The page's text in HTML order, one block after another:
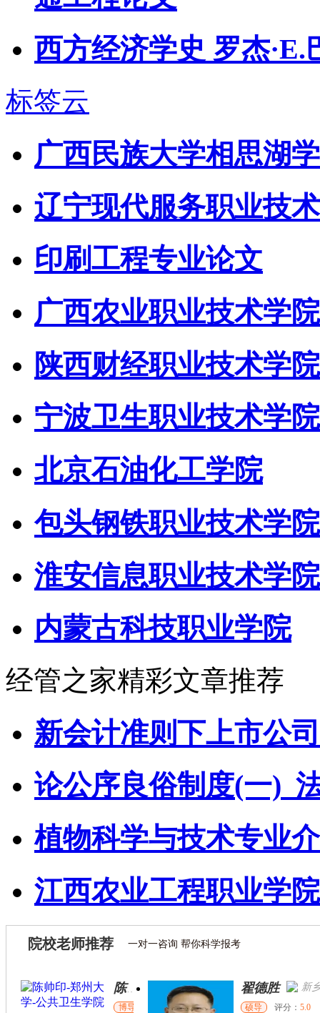
西方经济学史 罗杰·E.
标签云
广西民族大学相思湖
辽宁现代服务职业技
印刷工程专业论文
广西农业职业技术学院
陕西财经职业技术学院
宁波卫生职业技术学院
北京石油化工学院
包头钢铁职业技术学院
淮安信息职业技术学院
内蒙古科技职业学院
经管之家精彩文章推荐
新会计准则下上市公
论公序良俗制度(一)_
植物科学与技术专业
江西农业工程职业学
院校老师推荐 一对一咨询 帮你科学报考
翟德胜 新乡市
硕导 评分：5.0